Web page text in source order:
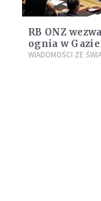
RB ONZ
ognia w Gazie
WIADOMOŚCI ZE